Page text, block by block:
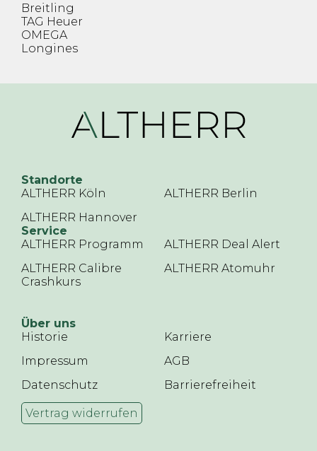
Breitling
TAG Heuer
OMEGA
Longines
Standorte
ALTHERR Köln
ALTHERR Berlin
ALTHERR Hannover
Service
ALTHERR Programm
ALTHERR Deal Alert
ALTHERR Calibre
Crashkurs
ALTHERR Atomuhr
Über uns
Historie
Karriere
Impressum
AGB
Datenschutz
Barrierefreiheit
Vertrag widerrufen